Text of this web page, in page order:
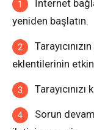
İnternet
yeniden başlatın.
eklentilerinin
Sorun